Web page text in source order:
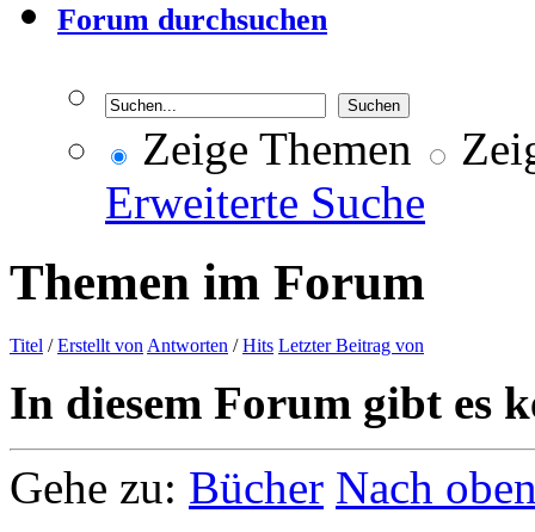
Forum durchsuchen
Zeige Themen
Erweiterte Suche
Themen im Forum
Titel /Erstellt von Antworten /Hits Letzter Beitrag von
In diesem Forum gibt es
Gehe zu: Bücher Nach